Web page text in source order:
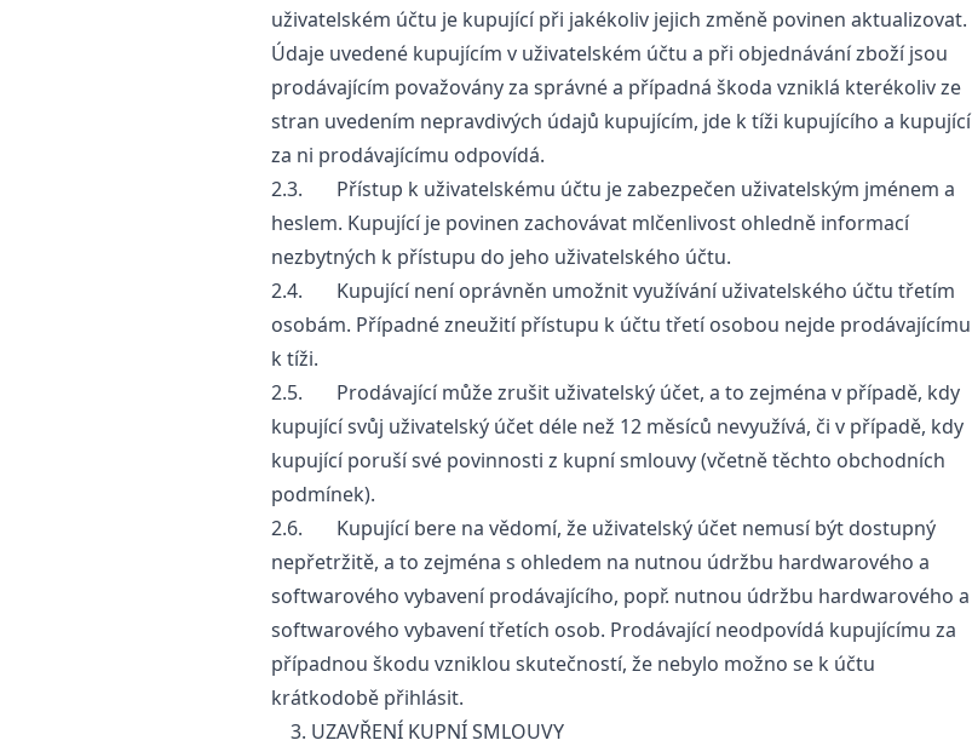
uživatelském účtu je kupující při jakékoliv jejich změně povinen aktualizovat.
Údaje uvedené kupujícím v uživatelském účtu a při objednávání zboží jsou
prodávajícím považovány za správné a případná škoda vzniklá kterékoliv ze
stran uvedením nepravdivých údajů kupujícím, jde k tíži kupujícího a kupující
za ni prodávajícímu odpovídá.
2.3. Přístup k uživatelskému účtu je zabezpečen uživatelským jménem a
heslem. Kupující je povinen zachovávat mlčenlivost ohledně informací
nezbytných k přístupu do jeho uživatelského účtu.
2.4. Kupující není oprávněn umožnit využívání uživatelského účtu třetím
osobám. Případné zneužití přístupu k účtu třetí osobou nejde prodávajícímu
k tíži.
2.5. Prodávající může zrušit uživatelský účet, a to zejména v případě, kdy
kupující svůj uživatelský účet déle než 12 měsíců nevyužívá, či v případě, kdy
kupující poruší své povinnosti z kupní smlouvy (včetně těchto obchodních
podmínek).
2.6. Kupující bere na vědomí, že uživatelský účet nemusí být dostupný
nepřetržitě, a to zejména s ohledem na nutnou údržbu hardwarového a
softwarového vybavení prodávajícího, popř. nutnou údržbu hardwarového a
softwarového vybavení třetích osob. Prodávající neodpovídá kupujícímu za
případnou škodu vzniklou skutečností, že nebylo možno se k účtu
krátkodobě přihlásit.
3. UZAVŘENÍ KUPNÍ SMLOUVY